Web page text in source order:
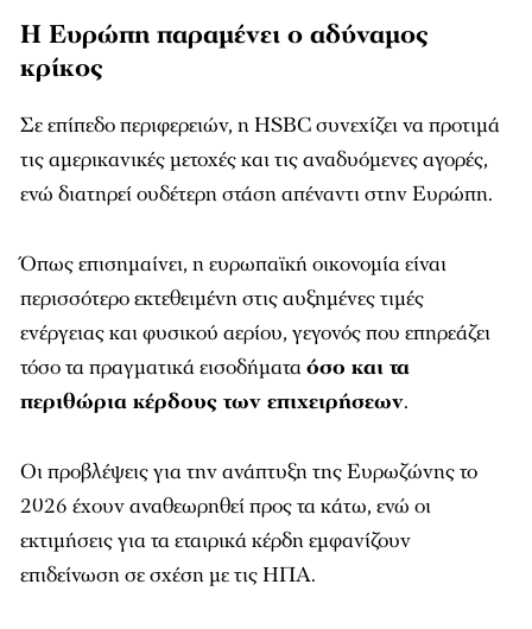
Η Ευρώπη παραμένει ο αδύναμος
κρίκος
Σε επίπεδο περιφερειών, η HSBC συνεχίζει να προτιμά
τις αμερικανικές μετοχές και τις αναδυόμενες αγορές,
ενώ διατηρεί ουδέτερη στάση απέναντι στην Ευρώπη.
Όπως επισημαίνει, η ευρωπαϊκή οικονομία είναι
περισσότερο εκτεθειμένη στις αυξημένες τιμές
ενέργειας και φυσικού αερίου, γεγονός που επηρεάζει
τόσο τα πραγματικά εισοδήματαόσο και τα
περιθώρια κέρδους των επιχειρήσεων.
Οι προβλέψεις για την ανάπτυξη της Ευρωζώνης το
2026 έχουν αναθεωρηθεί προς τα κάτω, ενώ οι
εκτιμήσεις για τα εταιρικά κέρδη εμφανίζουν
επιδείνωση σε σχέση με τις ΗΠΑ.